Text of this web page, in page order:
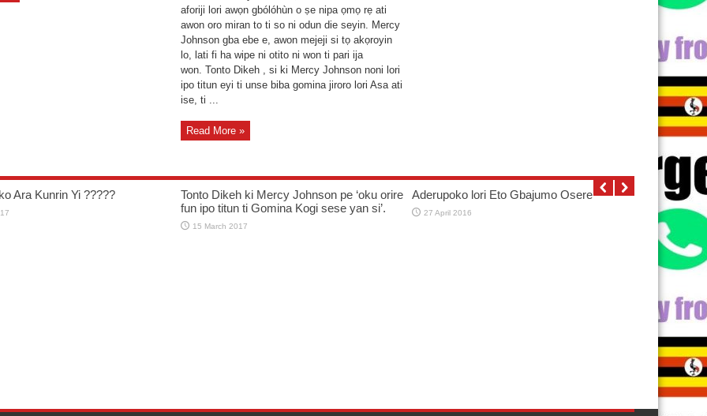
aforiji lori awọn gbólóhùn o ṣe nipa ọmọ rẹ ati
awon oro miran to ti so ni odun die seyin. Mercy
Johnson gba ebe e, awon mejeji si tọ akọroyin
lo, lati fi ha wipe ni otito ni won ti pari ija
won. Tonto Dikeh , si ki Mercy Johnson noni lori
ipo titun eyi ti unse biba gomina jiroro lori Asa ati
ise, ti ...
Read More »
Ara Kunrin Yi ?????
Tonto Dikeh ki Mercy Johnson pe ‘oku orire
fun ipo titun ti Gomina Kogi sese yan si’.
15 March 2017
Aderupoko lori Eto Gbajumo Osere
27 April 2016